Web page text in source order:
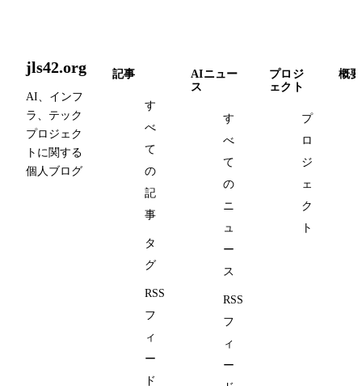
jls42.org
AI、インフ
ラ、テック
プロジェク
トに関する
個人ブログ
記事
す
べ
て
の
記
事
タ
グ
RSS
フ
ィ
ー
ド
AIニュー
ス
す
べ
て
の
ニ
ュ
ー
ス
RSS
フ
ィ
ー
プロジ
ェクト
プ
ロ
ジ
ェ
ク
ト
概要